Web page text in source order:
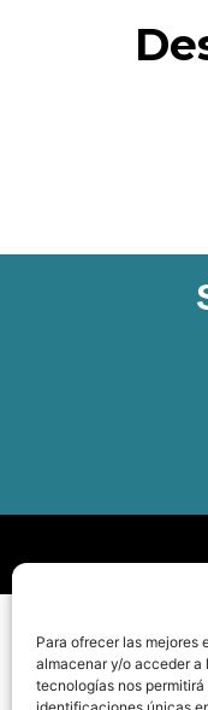
Para ofrecer las mejores
almacenar y/o acceder a
tecnologías nos